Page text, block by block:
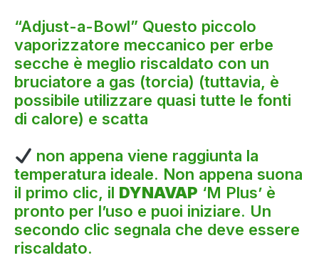
“Adjust-a-Bowl” Questo piccolo
vaporizzatore meccanico per erbe
secche è meglio riscaldato con un
bruciatore a gas (torcia) (tuttavia, è
possibile utilizzare quasi tutte le fonti
di calore) e scatta
non appena viene raggiunta la
temperatura ideale. Non appena suona
il primo clic, il DYNAVAP ‘M Plus’ è
pronto per l’uso e puoi iniziare. Un
secondo clic segnala che deve essere
riscaldato.